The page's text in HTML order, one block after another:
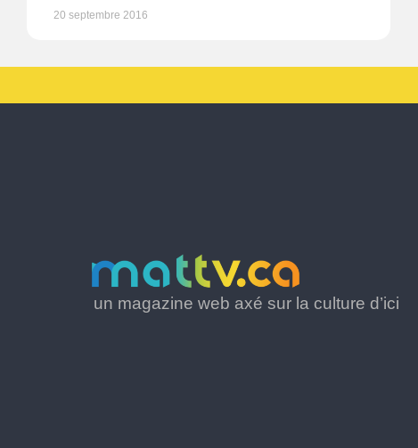
20 septembre 2016
un magazine web axé sur la culture d’ici